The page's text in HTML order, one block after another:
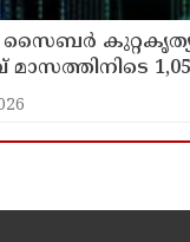
സൈ​ബ​ര്‍